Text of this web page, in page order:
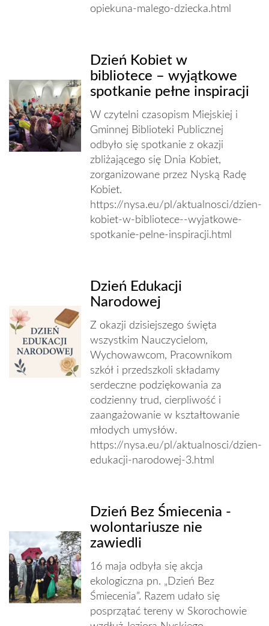
opiekuna-malego-dziecka.html
Dzień Kobiet w
bibliotece – wyjątkowe
spotkanie pełne inspiracji
W czytelni czasopism Miejskiej i
Gminnej Biblioteki Publicznej
odbyło się spotkanie z okazji
zbliżającego się Dnia Kobiet,
zorganizowane przez Nyską Radę
Kobiet.
https://nysa.eu/pl/aktualnosci/dzien-
kobiet-w-bibliotece--wyjatkowe-
spotkanie-pelne-inspiracji.html
Dzień Edukacji
Narodowej
Z okazji dzisiejszego święta
wszystkim Nauczycielom,
Wychowawcom, Pracownikom
szkół i przedszkoli składamy
serdeczne podziękowania za
codzienny trud, cierpliwość i
zaangażowanie w kształtowanie
młodych umysłów.
https://nysa.eu/pl/aktualnosci/dzien-
edukacji-narodowej-3.html
Dzień Bez Śmiecenia -
wolontariusze nie
zawiedli
16 maja odbyła się akcja
ekologiczna pn. „Dzień Bez
Śmiecenia”. Razem udało się
posprzątać tereny w Skorochowie